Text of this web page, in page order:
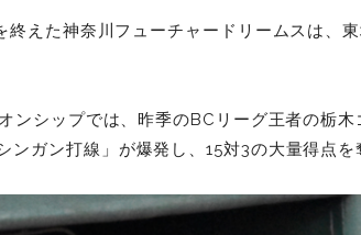
えた神奈川フューチャードリームスは、
ンシップでは、昨季のBCリーグ王者の栃木
ンガン打線」が爆発し、15対3の大量得点を